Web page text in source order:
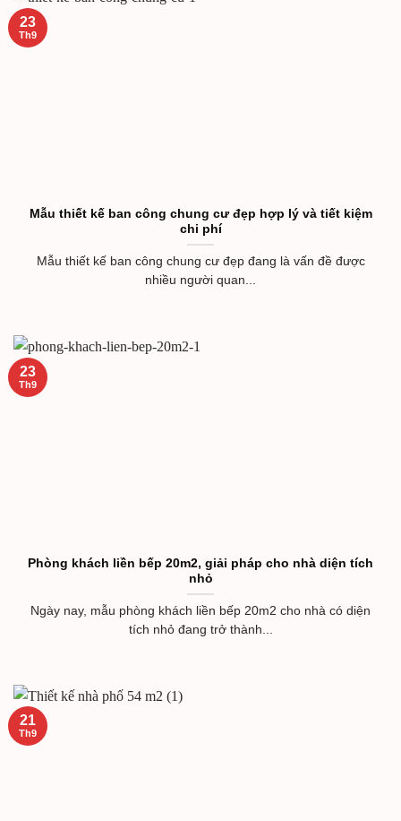
Mẫu thiết kế ban công chung cư đẹp hợp lý và tiết kiệm
chi phí
Mẫu thiết kế ban công chung cư đẹp đang là vấn đề được
nhiều người quan...
23
Th9
Phòng khách liền bếp 20m2, giải pháp cho nhà diện tích
nhỏ
Ngày nay, mẫu phòng khách liền bếp 20m2 cho nhà có diện
tích nhỏ đang trở thành...
23
Th9
21
Th9